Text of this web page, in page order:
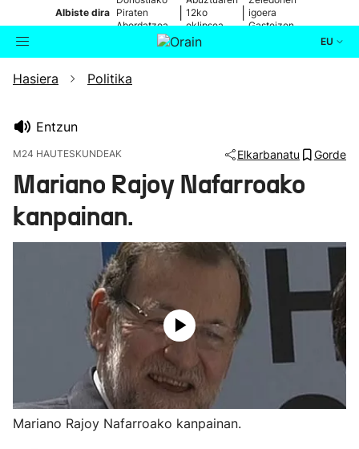
Albiste dira Piraten
Abordatzea
12ko
eklipsea
igoera
Gasteizen
EU
Bilatzailea
Eguraldia
Hasiera Politika
Entzun
M24 HAUTESKUNDEAK Elkarbanatu Gorde
Mariano Rajoy Nafarroako
kanpainan.
Mariano Rajoy Nafarroako kanpainan.